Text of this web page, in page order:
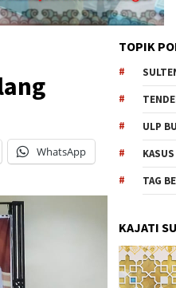
WhatsApp
TOPIK
ULP
TAG
KAJATI